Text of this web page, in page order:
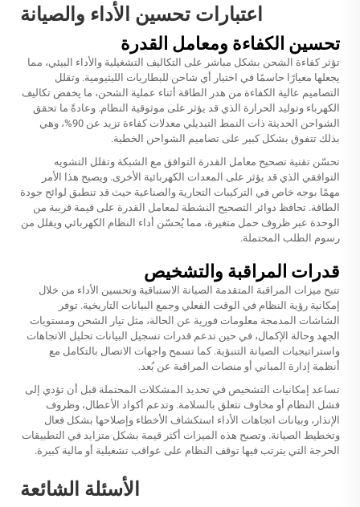
اعتبارات تحسين الأداء والصيانة
تحسين الكفاءة ومعامل القدرة
تؤثر كفاءة الشحن بشكل مباشر على التكاليف التشغيلية والأداء البيئي، مما
يجعلها معيارًا حاسمًا في اختيار أي شاحن للبطاريات الليثيومية. وتقلل
التصاميم عالية الكفاءة من هدر الطاقة أثناء عملية الشحن، ما يخفض تكاليف
الكهرباء وتوليد الحرارة الذي قد يؤثر على موثوقية النظام. وعادةً ما تحقق
الشواحن الحديثة ذات النمط التبديلي معدلات كفاءة تزيد عن 90%، وهي
بذلك تتفوق بشكل كبير على تصاميم الشواحن الخطية.
تحسّن تقنية تصحيح معامل القدرة التوافق مع الشبكة وتقلل التشويه
التوافقي الذي قد يؤثر على المعدات الكهربائية الأخرى. ويصبح هذا الأمر
مهمًا بوجه خاص في التركيبات التجارية والصناعية حيث قد تنطبق لوائح جودة
الطاقة. تحافظ دوائر التصحيح النشطة لمعامل القدرة على قيمة قريبة من
الوحدة عبر ظروف حمل متغيرة، مما يُحسّن أداء النظام الكهربائي ويقلل من
رسوم الطلب المحتملة.
قدرات المراقبة والتشخيص
تتيح ميزات المراقبة المتقدمة الصيانة الاستباقية وتحسين الأداء من خلال
إمكانية رؤية النظام في الوقت الفعلي وجمع البيانات التاريخية. توفر
الشاشات المدمجة معلومات فورية عن الحالة، مثل تيار الشحن ومستويات
الجهد وحالة الإكمال، في حين تدعم قدرات تسجيل البيانات تحليل الاتجاهات
واستراتيجيات الصيانة التنبؤية. كما تسمح واجهات الاتصال بالتكامل مع
أنظمة إدارة المباني أو منصات المراقبة عن بُعد.
تساعد إمكانيات التشخيص في تحديد المشكلات المحتملة قبل أن تؤدي إلى
فشل النظام أو مخاوف تتعلق بالسلامة. وتدعم أكواد الأعطال، وظروف
الإنذار، وبيانات اتجاهات الأداء استكشاف الأخطاء وإصلاحها بشكل فعال
وتخطيط الصيانة. وتصبح هذه الميزات أكثر قيمة بشكل متزايد في التطبيقات
الحرجة التي يترتب فيها توقف النظام على عواقب تشغيلية أو مالية كبيرة.
الأسئلة الشائعة